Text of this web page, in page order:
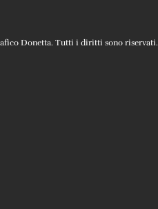
Donetta. Tutti i diritti sono riservati.